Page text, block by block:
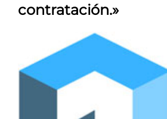
contratación.»